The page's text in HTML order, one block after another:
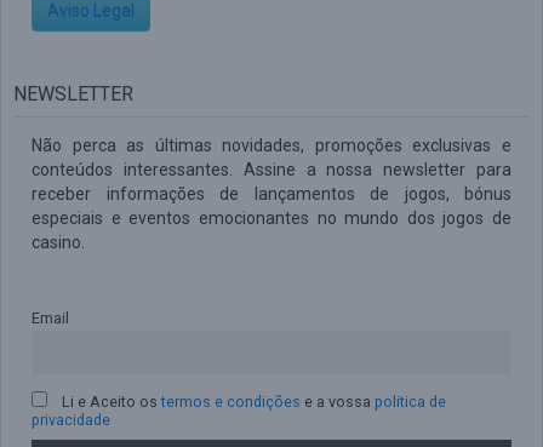
Aviso Legal
NEWSLETTER
Não perca as últimas novidades, promoções exclusivas e
conteúdos interessantes. Assine a nossa newsletter para
receber informações de lançamentos de jogos, bónus
especiais e eventos emocionantes no mundo dos jogos de
casino.
Email
Li e Aceito ostermos e condições e a vossa politica de
privacidade